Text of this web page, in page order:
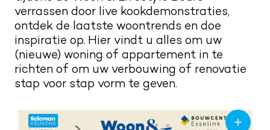
Kwaliteit en service
Merken
Verkoopadviseurs
Bel mij terug
Nieuwsbrief
Route naar showroom
Servicemelding
0187 602 555
Maak een afspraak
verrassen door live kookdemonstraties,
ontdek de laatste woontrends en doe
inspiratie op. Hier vindt u alles om uw
(nieuwe) woning of appartement in te
richten of om uw verbouwing of renovatie
stap voor stap vorm te geven.